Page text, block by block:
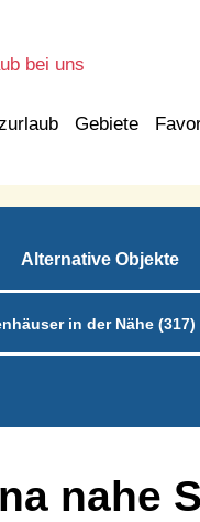
bei uns
Gebiete
Alternative Objekte
in der Nähe (317)
nahe